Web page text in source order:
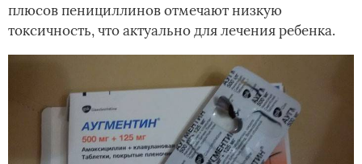
плюсов пенициллинов отмечают низкую
токсичность, что актуально для лечения ребенка.